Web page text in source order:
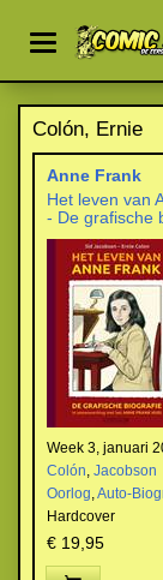
Colón, Ernie
Anne Frank
Het leven van
- De grafische
Week 3, januari
Colón, Jacobson
Oorlog,Auto-
Hardcover
€ 19,95